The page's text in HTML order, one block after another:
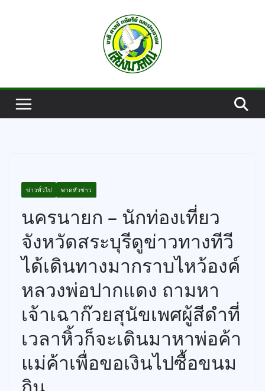
ข่าวทั่วไป พาดหัวข่าว
นครนายก – นักท่องเที่ยว
จังหวัดสระบุรีดูข่าวทางทีวี
ได้เดินทางมากราบไหว้องค์
หลวงพ่อปากแดง ถามหา
เจ้าเฉาก๊วยสุนัขเพศผู้สีดำที่
เวลาหิ้วก็จะเดินมาหาพ่อค้า
แม่ค้าเพื่อขอเงินไปซื้อขนม